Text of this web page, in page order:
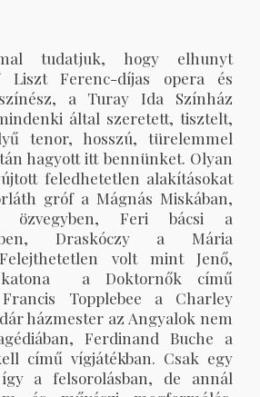
tudatjuk, hogy elhunyt
Liszt Ferenc-díjas opera és
a Turay Ida Színház
által szeretett, tisztelt,
tenor, hosszú, türelemmel
hagyott itt bennünket. Olyan
feledhetetlen alakításokat
gróf a Mágnás Miskában,
Feri bácsi a
Draskóczy a Mária
volt mint Jenő,
katona a Doktornők című
Topplebee a Charley
házmester az Angyalok nem
Ferdinand Buche a
című vígjátékban. Csak egy
a felsorolásban, de annál